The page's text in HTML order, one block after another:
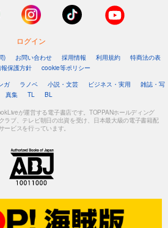
ログイン
) お問い合わせ 採用情報 利用規約
特商法の表
保護方針
cookie等ポリシー
ガ ラノベ 小説・文芸 ビジネス・実用
雑誌・写
真集
TL BL
が運営する電子書店です。TOPPANホールディング
ラブ、テレビ朝日の出資を受け、日本最大級の電子書籍配
ービスを行っています。